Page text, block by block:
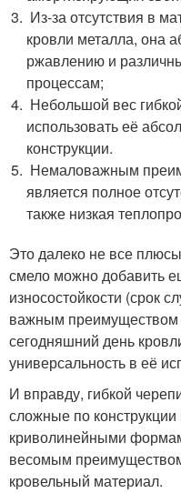
Из-за отсутствия в
кровли металла, она
ржавлению и
процессам;
Небольшой вес
использовать её
конструкции.
Немаловажным
является полное
также низкая
Это далеко не все
смело можно добавить
износостойкости (срок
важным преимуществом
сегодняшний день
универсальность в её
И вправду, гибкой
сложные по
криволинейными
весомым
кровельный материал.